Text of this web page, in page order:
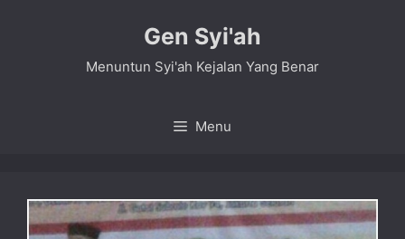
Gen Syi'ah
Menuntun Syi'ah Kejalan Yang Benar
Menu